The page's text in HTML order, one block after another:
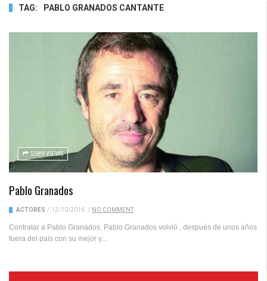
TAG: PABLO GRANADOS CANTANTE
5589 VIEWS
Pablo Granados
ACTORES / 12/10/2016 / NO COMMENT
Contratar a Pablo Granados. Pablo Granados volvió , después de unos años
fuera del país con su mejor y...